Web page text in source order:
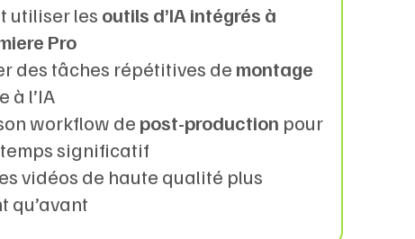
utiliser les outils d’IA intégrés à
Pro
des tâches répétitives de montage
à l’IA
workflow de post-production pour
significatif
vidéos de haute qualité plus
qu’avant